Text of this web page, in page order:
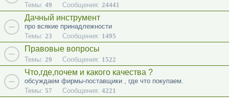
Темы: 49 Сообщения: 24441
Дачный инструмент
про всякие принадлежности
Темы: 23 Сообщения: 1495
Правовые вопросы
Темы: 29 Сообщения: 1522
Что,где,почем и какого качества ?
обсуждаем фирмы-поставщики , где что покупаем.
Темы: 57 Сообщения: 4221